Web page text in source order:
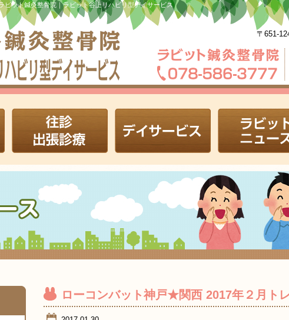
ット鍼灸整骨院｜ラビット谷上リハビリ型デイサービス
〒651-
ローコンバット神戸★関西 2017年２月ト